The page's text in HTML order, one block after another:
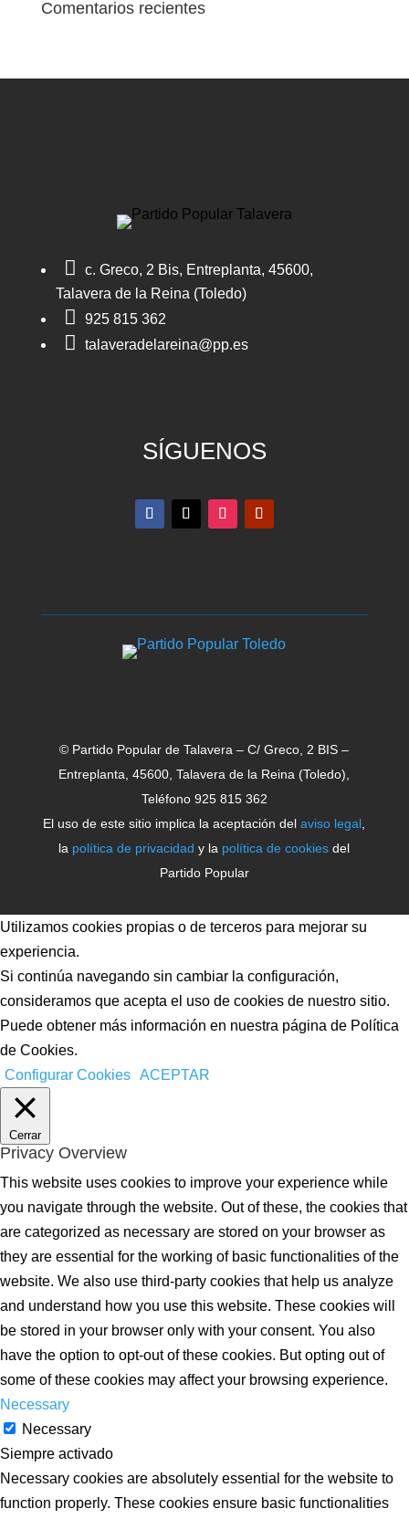
Comentarios recientes

c. Greco, 2 Bis, Entreplanta, 45600,
Talavera de la Reina (Toledo)
 925 815 362
 talaveradelareina@pp.es
SÍGUENOS
© Partido Popular de Talavera – C/ Greco, 2 BIS –
Entreplanta, 45600, Talavera de la Reina (Toledo),
Teléfono 925 815 362
El uso de este sitio implica la aceptación delaviso legal
la política de privacidad y la política de cookies del
Partido Popular
Utilizamos cookies propias o de terceros para mejorar su
experiencia.
Si continúa navegando sin cambiar la configuración,
consideramos que acepta el uso de cookies de nuestro sitio.
Puede obtener más información en nuestra página de Política
de Cookies.
Configurar Cookies ACEPTAR
Cerrar
Privacy Overview
This website uses cookies to improve your experience while
you navigate through the website. Out of these, the cookies that
are categorized as necessary are stored on your browser as
they are essential for the working of basic functionalities of the
website. We also use third-party cookies that help us analyze
and understand how you use this website. These cookies will
be stored in your browser only with your consent. You also
have the option to opt-out of these cookies. But opting out of
some of these cookies may affect your browsing experience.
Necessary
Necessary
Siempre activado
Necessary cookies are absolutely essential for the website to
function properly. These cookies ensure basic functionalities